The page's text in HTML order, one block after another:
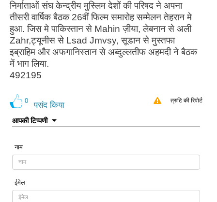
निर्माताओं संघ केन्द्रीय मुस्लिम देशों की परिषद ने अपना
तीसरी वार्षिक बैठक 26वीं फिल्म समारोह सम्मेलन तेहरान मे
हुआ. जिस मे पाकिस्तान से Mahin ज़ीया, लेबनान से अली
Zahr,ट्यूनीस से Lsad Jmvsy, सूडान से मुस्तफा
इब्राहिम और अफगानिस्तान से अब्दुल्लतीफ अहमदी ने बैठक
में भाग लिया.
492195
0 पसंद किया त्रुटि की रिपोर्ट
आपकी टिप्पणी
नाम
ईमेल